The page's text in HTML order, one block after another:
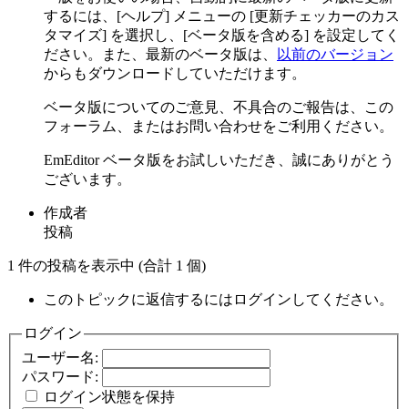
するには、[ヘルプ] メニューの [更新チェッカーのカス
タマイズ] を選択し、[ベータ版を含める] を設定してく
ださい。また、最新のベータ版は、
以前のバージョン
からもダウンロードしていただけます。
ベータ版についてのご意見、不具合のご報告は、この
フォーラム、またはお問い合わせをご利用ください。
EmEditor ベータ版をお試しいただき、誠にありがとう
ございます。
作成者
投稿
1 件の投稿を表示中 (合計 1 個)
このトピックに返信するにはログインしてください。
ログイン
ユーザー名:
パスワード:
ログイン状態を保持